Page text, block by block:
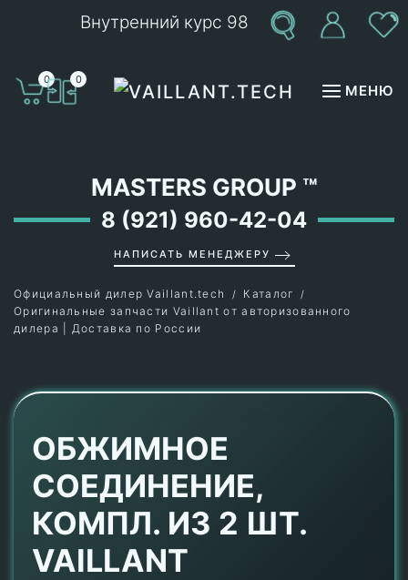
Внутренний курс 98
0 0
МЕНЮ
MASTERS GROUP ™
8 (921) 960-42-04
НАПИСАТЬ МЕНЕДЖЕРУ
Официальный дилер Vaillant.tech
Каталог
Оригинальные запчасти Vaillant от авторизованного
дилера | Доставка по России
ОБЖИМНОЕ
СОЕДИНЕНИЕ,
КОМПЛ. ИЗ 2 ШТ.
VAILLANT